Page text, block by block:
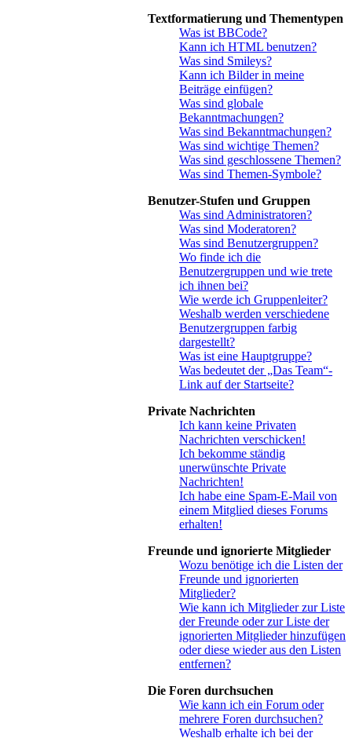
Textformatierung und Thementypen
Was ist BBCode?
Kann ich HTML benutzen?
Was sind Smileys?
Kann ich Bilder in meine
Beiträge einfügen?
Was sind globale
Bekanntmachungen?
Was sind Bekanntmachungen?
Was sind wichtige Themen?
Was sind geschlossene Themen?
Was sind Themen-Symbole?
Benutzer-Stufen und Gruppen
Was sind Administratoren?
Was sind Moderatoren?
Was sind Benutzergruppen?
Wo finde ich die
Benutzergruppen und wie trete
ich ihnen bei?
Wie werde ich Gruppenleiter?
Weshalb werden verschiedene
Benutzergruppen farbig
dargestellt?
Was ist eine Hauptgruppe?
Was bedeutet der „Das Team“-
Link auf der Startseite?
Private Nachrichten
Ich kann keine Privaten
Nachrichten verschicken!
Ich bekomme ständig
unerwünschte Private
Nachrichten!
Ich habe eine Spam-E-Mail von
einem Mitglied dieses Forums
erhalten!
Freunde und ignorierte Mitglieder
Wozu benötige ich die Listen der
Freunde und ignorierten
Mitglieder?
Wie kann ich Mitglieder zur Liste
der Freunde oder zur Liste der
ignorierten Mitglieder hinzufügen
oder diese wieder aus den Listen
entfernen?
Die Foren durchsuchen
Wie kann ich ein Forum oder
mehrere Foren durchsuchen?
Weshalb erhalte ich bei der